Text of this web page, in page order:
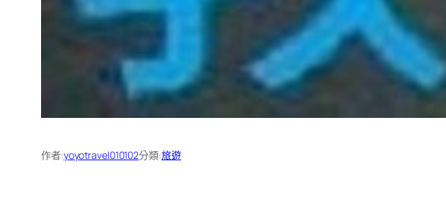
作者:yoyotravel010102分類:旅遊